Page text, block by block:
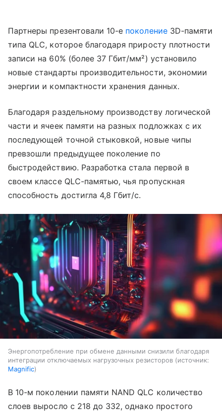
Партнеры презентовали 10-е поколение3D-памяти
типа QLC, которое благодаря приросту плотности
записи на 60% (более 37 Гбит/мм²) установило
новые стандарты производительности, экономии
энергии и компактности хранения данных.
Благодаря раздельному производству логической
части и ячеек памяти на разных подложках с их
последующей точной стыковкой, новые чипы
превзошли предыдущее поколение по
быстродействию. Разработка стала первой в
своем классе QLC-памятью, чья пропускная
способность достигла 4,8 Гбит/с.
Энергопотребление при обмене данными снизили благодаря
интеграции отключаемых нагрузочных резисторов
источник:
Magnific
В 10-м поколении памяти NAND QLC количество
слоев выросло с 218 до 332, однако простого